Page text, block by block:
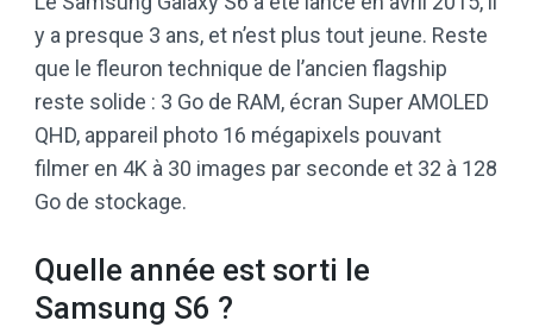
y a presque 3 ans, et n’est plus tout jeune. Reste
que le fleuron technique de l’ancien flagship
reste solide : 3 Go de RAM, écran Super AMOLED
QHD, appareil photo 16 mégapixels pouvant
filmer en 4K à 30 images par seconde et 32 ​​à 128
Go de stockage.
Quelle année est sorti le
Samsung S6 ?